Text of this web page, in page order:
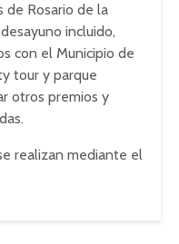
de Rosario de la
incluido,
con el Municipio de
tour y parque
otros premios y
realizan mediante el